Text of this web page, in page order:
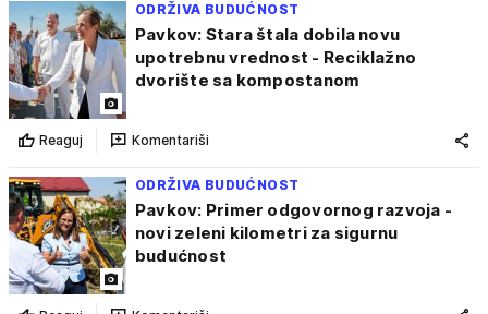
ODRŽIVA BUDUĆNOST
Pavkov: Stara štala dobila novu
upotrebnu vrednost - Reciklažno
dvorište sa kompostanom
Reaguj Komentariši
ODRŽIVA BUDUĆNOST
Pavkov: Primer odgovornog razvoja -
novi zeleni kilometri za sigurnu
budućnost